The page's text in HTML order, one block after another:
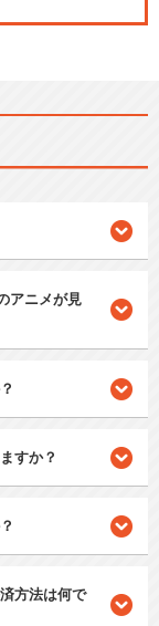
アニメが見
すか？
方法は何で